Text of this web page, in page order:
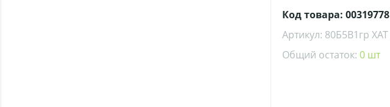
Код товара: 00319778
Артикул: 80Б5В1гр ХАТ
Общий остаток:0 шт